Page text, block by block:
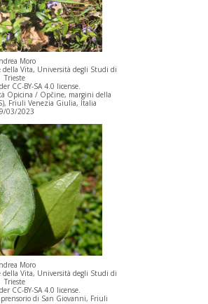
Moro
Vita, Università degli Studi di
Trieste
CC-BY-SA 4.0 license.
Opicina / Opčine, margini della
Friuli Venezia Giulia, Italia
03/2023
Moro
Vita, Università degli Studi di
Trieste
CC-BY-SA 4.0 license.
di San Giovanni, Friuli